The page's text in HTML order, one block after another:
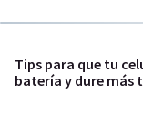
Tips para que tu
batería y dure más